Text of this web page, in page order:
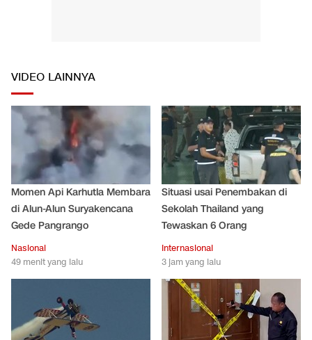
VIDEO LAINNYA
Momen Api Karhutla Membara
di Alun-Alun Suryakencana
Gede Pangrango
Nasional
49 menit yang lalu
Situasi usai Penembakan di
Sekolah Thailand yang
Tewaskan 6 Orang
Internasional
3 jam yang lalu